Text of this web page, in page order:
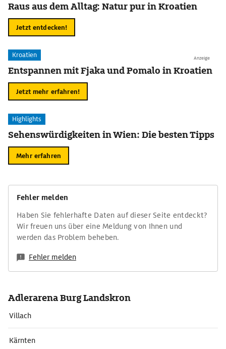
Raus aus dem Alltag: Natur pur in Kroatien
Jetzt entdecken!
Anzeige
Kroatien
Entspannen mit Fjaka und Pomalo in Kroatien
Jetzt mehr erfahren!
Highlights
Sehenswürdigkeiten in Wien: Die besten Tipps
Mehr erfahren
Fehler melden
Haben Sie fehlerhafte Daten auf dieser Seite entdeckt?
Wir freuen uns über eine Meldung von Ihnen und
werden das Problem beheben.
Fehler melden
Adlerarena Burg Landskron
Villach
Kärnten